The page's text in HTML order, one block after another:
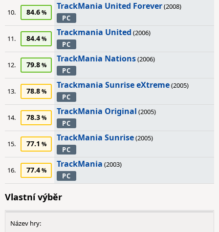
10. 84.6
TrackMania United Forever(2008)
PC
11. 84.4
Trackmania United (2006)
PC
12. 79.8
TrackMania Nations(2006)
PC
13. 78.8
Trackmania Sunrise eXtreme(2005)
PC
14. 78.3
TrackMania Original (2005)
PC
15. 77.1
TrackMania Sunrise(2005)
PC
16. 77.4
TrackMania (2003)
PC
Vlastní výběr
Název hry: